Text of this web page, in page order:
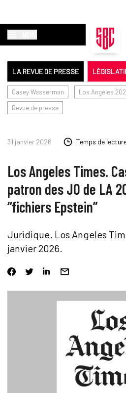
LA REVUE DE PRESSE
Casey Wasserman Los Angeles
Revue de presse
31 janvier 2026 Temps de
Los Angeles Times.
patron des JO de LA
“fichiers Epstein”
Juridique. Los Angeles
janvier 2026.